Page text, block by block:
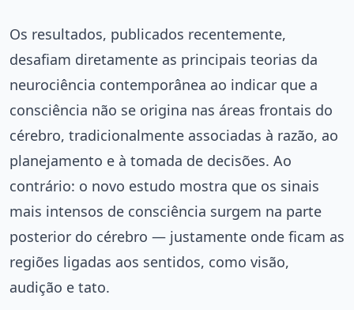
Os resultados, publicados recentemente,
desafiam diretamente as principais teorias da
neurociência contemporânea ao indicar que a
consciência não se origina nas áreas frontais do
cérebro, tradicionalmente associadas à razão, ao
planejamento e à tomada de decisões. Ao
contrário: o novo estudo mostra que os sinais
mais intensos de consciência surgem na parte
posterior do cérebro — justamente onde ficam as
regiões ligadas aos sentidos, como visão,
audição e tato.